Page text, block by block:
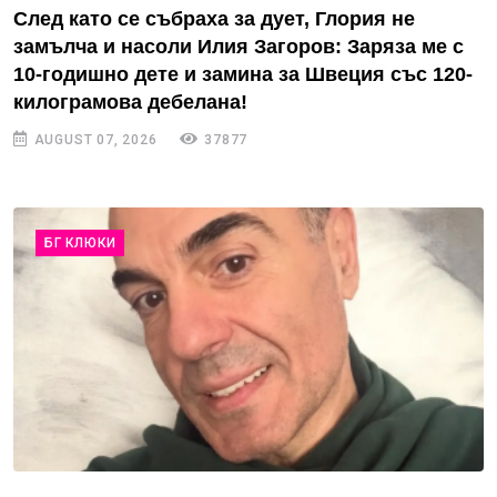
След като се събраха за дует, Глория не
замълча и насоли Илия Загоров: Заряза ме с
10-годишно дете и замина за Швеция със 120-
килограмова дебелана!
AUGUST 07, 2026 37877
БГ КЛЮКИ